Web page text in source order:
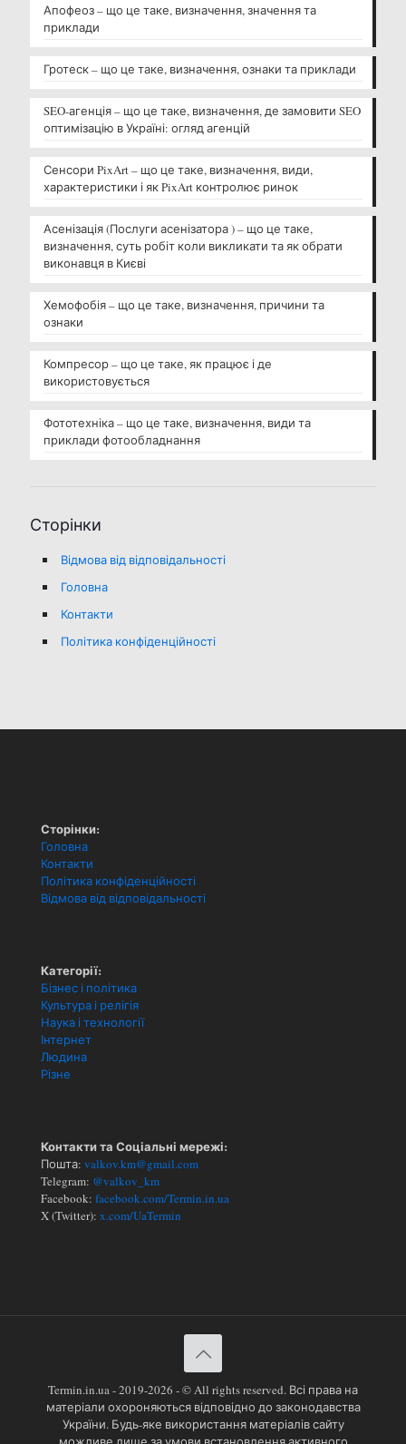
Апофеоз – що це таке, визначення, значення та
приклади
Гротеск – що це таке, визначення, ознаки та приклади
SEO-агенція – що це таке, визначення, де замовити SEO
оптимізацію в Україні: огляд агенцій
Сенсори PixArt – що це таке, визначення, види,
характеристики і як PixArt контролює ринок
Асенізація (Послуги асенізатора ) – що це таке,
визначення, суть робіт коли викликати та як обрати
виконавця в Києві
Хемофобія – що це таке, визначення, причини та
ознаки
Компресор – що це таке, як працює і де
використовується
Фототехніка – що це таке, визначення, види та
приклади фотообладнання
Сторінки
Відмова від відповідальності
Головна
Контакти
Політика конфіденційності
Сторінки:
Головна
Контакти
Політика конфіденційності
Відмова від відповідальності
Категорії:
Бізнес і політика
Культура і релігія
Наука і технології
Інтернет
Людина
Різне
Контакти та Соціальні мережі:
Пошта: valkov.km@gmail.com
Telegram: @valkov_km
Facebook: facebook.com/Termin.in.ua
X (Twitter): x.com/UaTermin
Termin.in.ua - 2019-2026 - © All rights reserved. Всі права на
матеріали охороняються відповідно до законодавства
України. Будь-яке використання матеріалів сайту